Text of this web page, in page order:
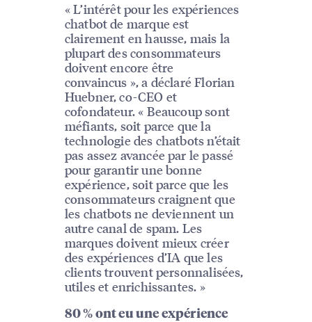
« L’intérêt pour les expériences
chatbot de marque est
clairement en hausse, mais la
plupart des consommateurs
doivent encore être
convaincus », a déclaré Florian
Huebner, co-CEO et
cofondateur. « Beaucoup sont
méfiants, soit parce que la
technologie des chatbots n’était
pas assez avancée par le passé
pour garantir une bonne
expérience, soit parce que les
consommateurs craignent que
les chatbots ne deviennent un
autre canal de spam. Les
marques doivent mieux créer
des expériences d’IA que les
clients trouvent personnalisées,
utiles et enrichissantes. »
80 % ont eu une expérience